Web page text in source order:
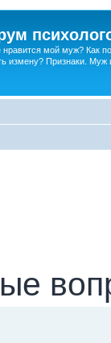
нравится мой муж? Как
измену? Признаки. Муж